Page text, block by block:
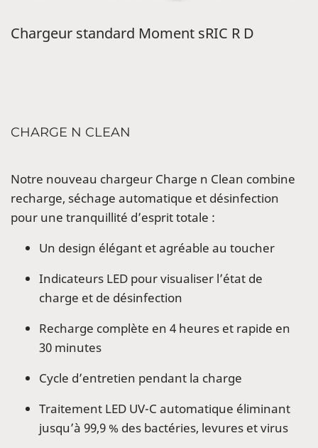
Chargeur standard Moment sRIC R D
CHARGE N CLEAN
Notre nouveau chargeur Charge n Clean combine
recharge, séchage automatique et désinfection
pour une tranquillité d’esprit totale :
Un design élégant et agréable au toucher
Indicateurs LED pour visualiser l’état de
charge et de désinfection
Recharge complète en 4 heures et rapide en
30 minutes
Cycle d’entretien pendant la charge
Traitement LED UV-C automatique éliminant
jusqu’à 99,9 % des bactéries, levures et virus